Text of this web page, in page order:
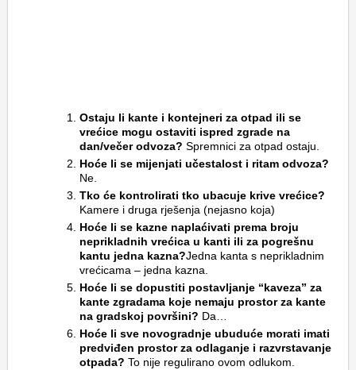
Ostaju li kante i kontejneri za otpad ili se
vrećice mogu ostaviti ispred zgrade na
dan/večer odvoza? Spremnici za otpad ostaju.
Hoće li se mijenjati učestalost i ritam odvoza?
Ne.
Tko će kontrolirati tko ubacuje krive vrećice?
Kamere i druga rješenja (nejasno koja)
Hoće li se kazne naplaćivati prema broju
neprikladnih vrećica u kanti ili za pogrešnu
kantu jedna kazna?Jedna kanta s neprikladnim
vrećicama – jedna kazna.
Hoće li se dopustiti postavljanje “kaveza” za
kante zgradama koje nemaju prostor za kante
na gradskoj površini? Da…
Hoće li sve novogradnje ubuduće morati imati
predviđen prostor za odlaganje i razvrstavanje
otpada? To nije regulirano ovom odlukom.